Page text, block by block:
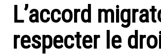
L’accord
respecter le